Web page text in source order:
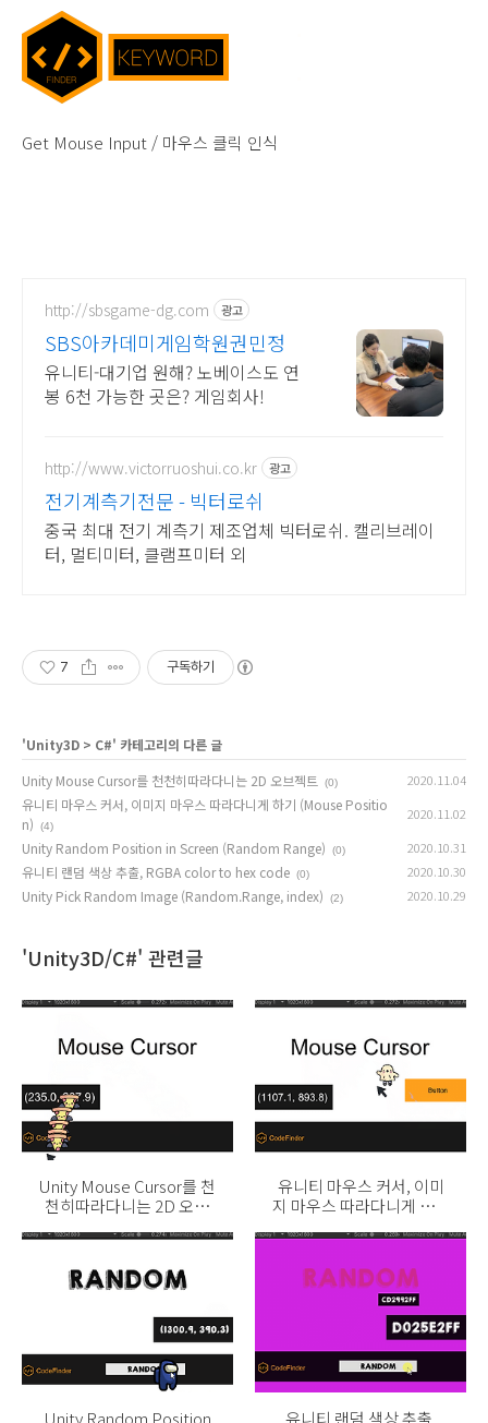
Get Mouse Input / 마우스 클릭 인식
http://sbsgame-dg.com 광고
SBS아카데미게임학원권민정
유니티-대기업 원해? 노베이스도 연
봉 6천 가능한 곳은? 게임회사!
http://www.victorruoshui.co.kr 광고
전기계측기전문 - 빅터로쉬
중국 최대 전기 계측기 제조업체 빅터로쉬. 캘리브레이
터, 멀티미터, 클램프미터 외
7 구독하기
'Unity3D > C#' 카테고리의 다른 글
Unity Mouse Cursor를 천천히따라다니는 2D 오브젝트
(0) 2020.11.04
유니티 마우스 커서, 이미지 마우스 따라다니게 하기 (Mouse Positio
n)
(4)
2020.11.02
Unity Random Position in Screen (Random Range) (0) 2020.10.31
유니티 랜덤 색상 추출, RGBA color to hex code (0) 2020.10.30
Unity Pick Random Image (Random.Range, index) (2) 2020.10.29
'Unity3D/C#' 관련글
Unity Mouse Cursor를 천
천히따라다니는 2D 오브
유니티 마우스 커서, 이미
지 마우스 따라다니게 하기
Unity Random Position 유니티 랜덤 색상 추출,